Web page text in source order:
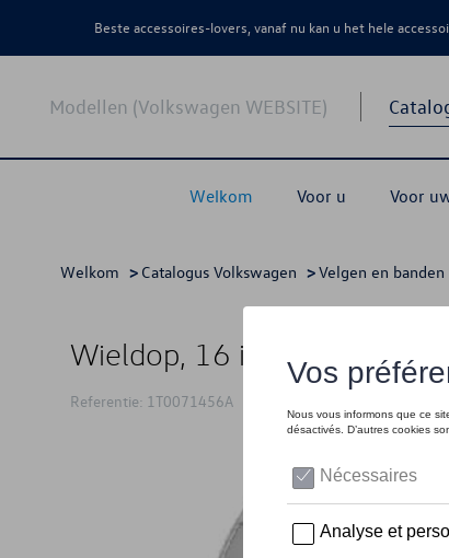
Beste accessoires-lovers, vanaf nu kan u het hele
Modellen (Volkswagen WEBSITE)
Welkom Voor u Voor
Welkom > Catalogus Volkswagen >Velgen en banden
Wieldop, 16 inch
Referentie: 1T0071456A